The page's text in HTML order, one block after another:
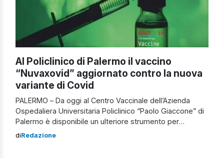
Al Policlinico di Palermo il vaccino
“Nuvaxovid” aggiornato contro la nuova
variante di Covid
PALERMO – Da oggi al Centro Vaccinale dell’Azienda
Ospedaliera Universitaria Policlinico “Paolo Giaccone” di
Palermo è disponibile un ulteriore strumento per
proteggersi contro il Covid-19: il vaccino Nuvaxovid,
diRedazione